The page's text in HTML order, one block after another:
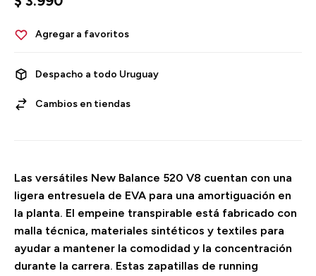
Despacho a todo Uruguay
Cambios en tiendas
Las versátiles New Balance 520 V8 cuentan con una
ligera entresuela de EVA para una amortiguación en
la planta. El empeine transpirable está fabricado con
malla técnica, materiales sintéticos y textiles para
ayudar a mantener la comodidad y la concentración
durante la carrera. Estas zapatillas de running